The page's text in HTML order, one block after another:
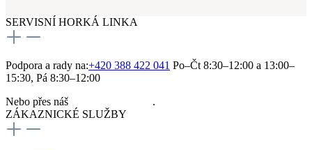
SERVISNÍ HORKÁ LINKA
Podpora a rady na:+420 388 422 041 Po–Čt 8:30–12:00 a 13:00–
15:30, Pá 8:30–12:00
Nebo přes náš
.
ZÁKAZNICKÉ SLUŽBY